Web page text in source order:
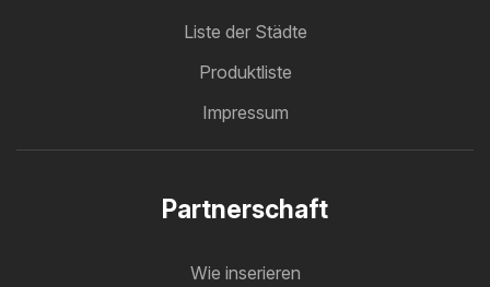
Liste der Städte
Produktliste
Impressum
Partnerschaft
Wie inserieren